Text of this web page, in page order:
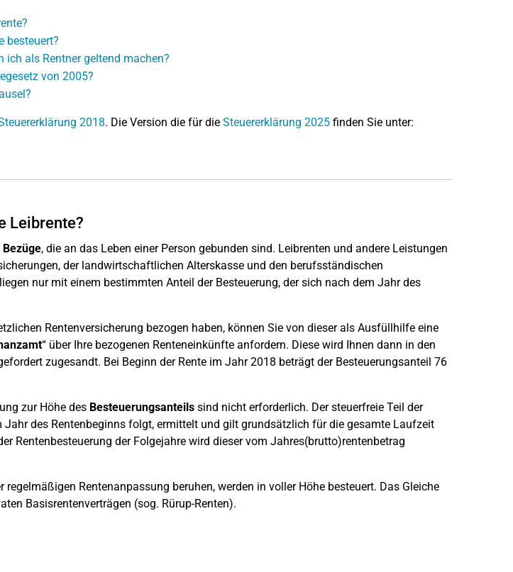
besteuert?
ich als Rentner geltend machen?
von 2005?
2018. Die Version die für die Steuererklärung 2025finden Sie unter:
Leibrente?
, die an das Leben einer Person gebunden sind. Leibrenten und andere Leistungen
der landwirtschaftlichen Alterskasse und den berufsständischen
nur mit einem bestimmten Anteil der Besteuerung, der sich nach dem Jahr des
Rentenversicherung bezogen haben, können Sie von dieser als Ausfüllhilfe eine
“ über Ihre bezogenen Renteneinkünfte anfordern. Diese wird Ihnen dann in den
zugesandt. Bei Beginn der Rente im Jahr 2018 beträgt der Besteuerungsanteil 76
zur Höhe des Besteuerungsanteilssind nicht erforderlich. Der steuerfreie Teil der
Jahr des Rentenbeginns folgt, ermittelt und gilt grundsätzlich für die gesamte Laufzeit
Rentenbesteuerung der Folgejahre wird dieser vom Jahres(brutto)rentenbetrag
regelmäßigen Rentenanpassung beruhen, werden in voller Höhe besteuert. Das Gleiche
Basisrentenverträgen (sog. Rürup-Renten).